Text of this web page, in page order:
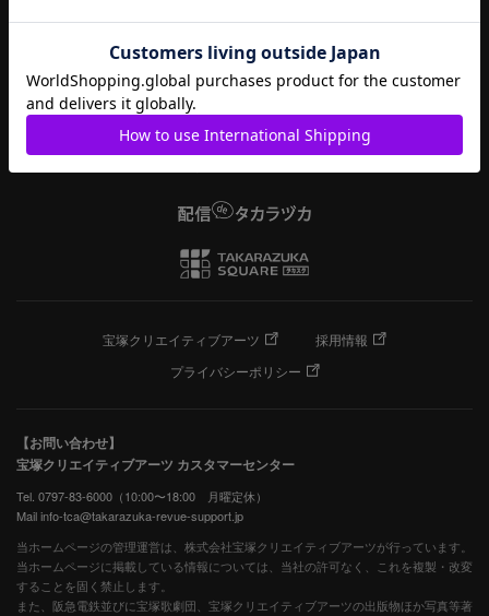
宝塚クリエイティブアーツ
採用情報
プライバシーポリシー
【お問い合わせ】
宝塚クリエイティブアーツ カスタマーセンター
Tel. 0797-83-6000（10:00〜18:00 月曜定休）
Mail info-tca@takarazuka-revue-support.jp
当ホームページの管理運営は、株式会社宝塚クリエイティブアーツが行っています。
当ホームページに掲載している情報については、当社の許可なく、これを複製・改変
することを固く禁止します。
また、阪急電鉄並びに宝塚歌劇団、宝塚クリエイティブアーツの出版物ほか写真等著